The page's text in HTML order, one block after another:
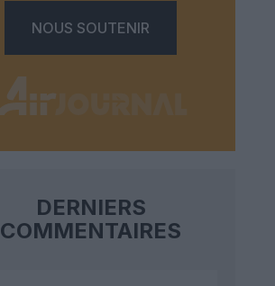
NOUS SOUTENIR
DERNIERS
COMMENTAIRES